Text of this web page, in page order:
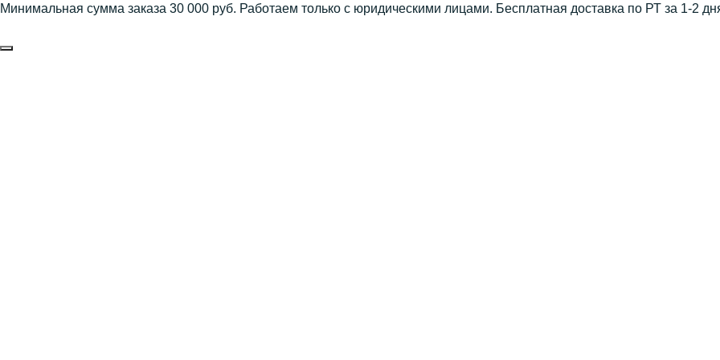
Минимальная сумма заказа 30 000 руб. Работаем только с юридическими лицами. Бесплатная доставка по РТ за 1-2